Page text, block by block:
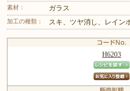
素材： ガラス
加工の種類： スキ、ツヤ消し、レイン
H6203